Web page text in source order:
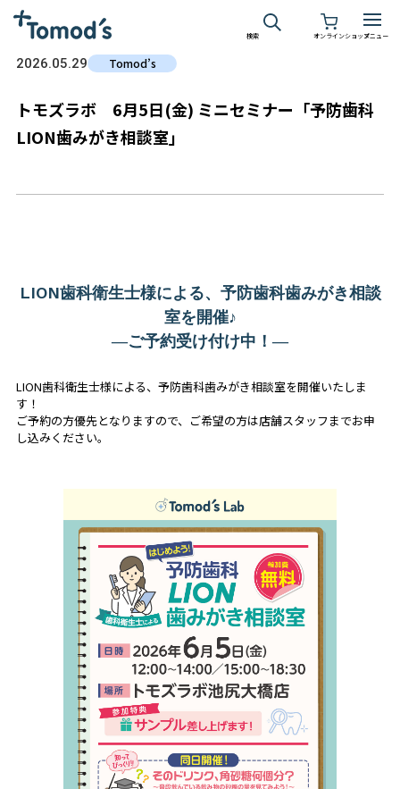
検索 オンラインショップメニュー
2026.05.29 Tomod’s
トモズラボ 6月5日(金) ミニセミナー「予防歯科
LION歯みがき相談室」
LION歯科衛生士様による、予防歯科歯みがき相談
室を開催♪
―ご予約受け付け中！―
LION歯科衛生士様による、予防歯科歯みがき相談室を開催いたしま
す！
ご予約の方優先となりますので、ご希望の方は店舗スタッフまでお申
し込みください。